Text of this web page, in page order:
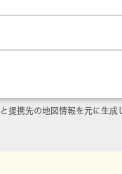
携先の地図情報を元に生成